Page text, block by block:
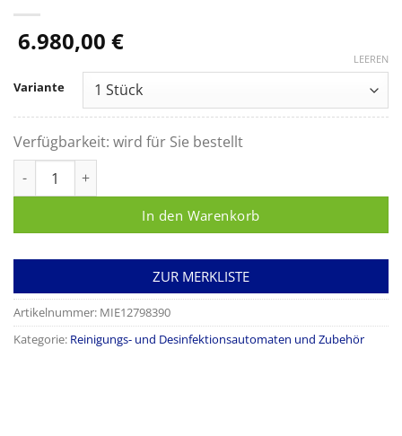
6.980,00 €
Variante
LEEREN
Verfügbarkeit: wird für Sie bestellt
In den Warenkorb
ZUR MERKLISTE
Artikelnummer: MIE12798390
Kategorie: Reinigungs- und Desinfektionsautomaten und Zubehör